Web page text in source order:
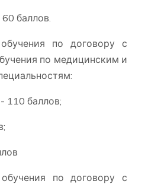
баллов.
по договору с
по медицинским и
110 баллов;
по договору с